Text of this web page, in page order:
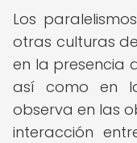
Los
otras culturas
en la presencia
así como en
observa en las
interacción